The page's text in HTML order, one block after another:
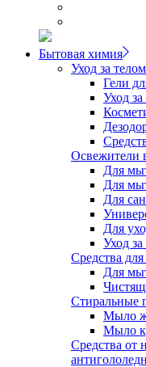
Бытовая химия
Уход за
Гели
Уход
Освежители
Для
Для
Для
Для
Уход
Средства
Для
Стиральные
Мыло
Мыло
Средства от